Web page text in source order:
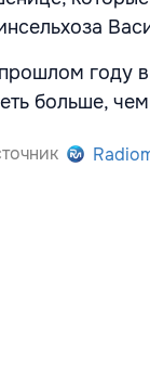
году
больше,